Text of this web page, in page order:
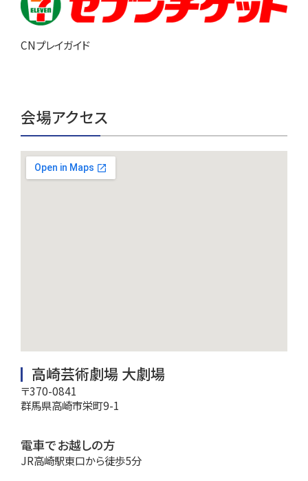
CNプレイガイド
会場アクセス
高崎芸術劇場 大劇場
〒370-0841
群馬県高崎市栄町9-1
電車でお越しの方
JR高崎駅東口から徒歩5分